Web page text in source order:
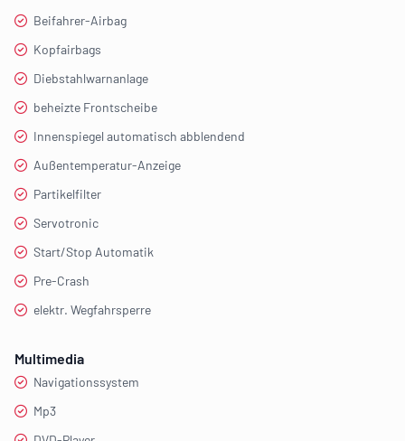
Beifahrer-Airbag
Kopfairbags
Diebstahlwarnanlage
beheizte Frontscheibe
Innenspiegel automatisch abblendend
Außentemperatur-Anzeige
Partikelfilter
Servotronic
Start/Stop Automatik
Pre-Crash
elektr. Wegfahrsperre
Multimedia
Navigationssystem
Mp3